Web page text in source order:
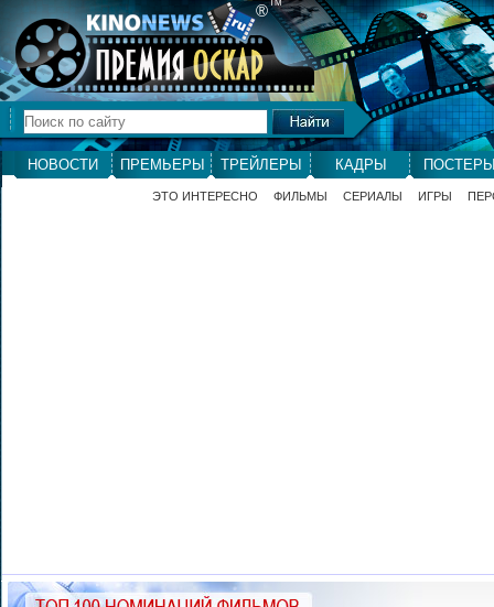
®ТМ
НОВОСТИ ПРЕМЬЕРЫ ТРЕЙЛЕРЫ КАДРЫ
ЭТО ИНТЕРЕСНО ФИЛЬМЫ СЕРИАЛЫ ИГРЫ